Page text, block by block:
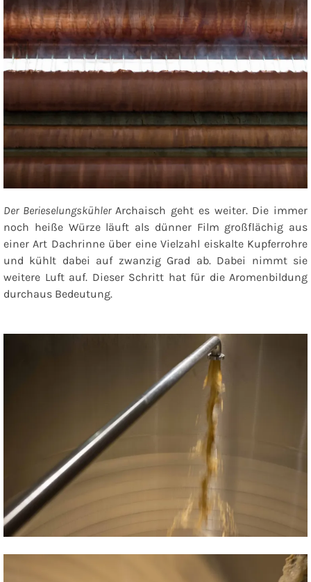
Der BerieselungskühlerArchaisch geht es weiter. Die immer
noch heiße Würze läuft als dünner Film großflächig aus
einer Art Dachrinne über eine Vielzahl eiskalte Kupferrohre
und kühlt dabei auf zwanzig Grad ab. Dabei nimmt sie
weitere Luft auf. Dieser Schritt hat für die Aromenbildung
durchaus Bedeutung.